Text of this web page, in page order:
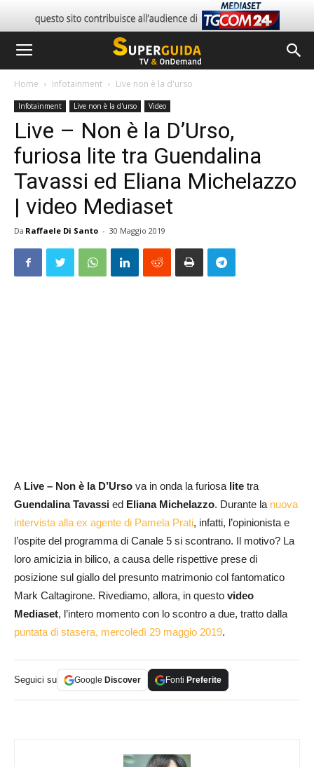
Home Infotainment Live non è la d'urso
Infotainment Live non è la d'urso Video
Live – Non è la D’Urso,
furiosa lite tra Guendalina
Tavassi ed Eliana Michelazzo
| video Mediaset
Da Raffaele Di Santo - 30 Maggio 2019
A Live – Non è la D’Urso va in onda la furiosalite tra
Guendalina Tavassi ed Eliana Michelazzo. Durante lanuova
intervista alla ex agente di Pamela Prati, infatti, l’opinionista e
l’ospite del programma di Canale 5 si scontrano. Il motivo? La
loro amicizia in bilico, a causa delle rispettive prese di
posizione sul giallo del presunto matrimonio col fantomatico
Mark Caltagirone. Rivediamo, allora, in questo video
Mediaset, l’intero momento con lo scontro a due, tratto dalla
puntata di stasera, mercoledì 29 maggio 2019.
Seguici su Google Discover Fonti Preferite